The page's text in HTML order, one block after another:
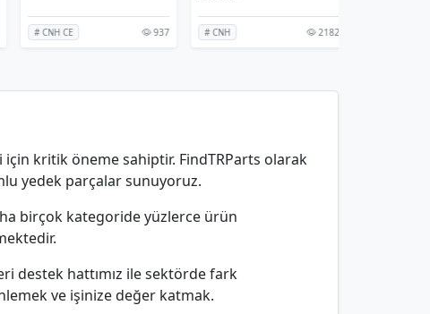
# CNH CE 1692 # CNH CE 937
kritik öneme sahiptir. FindTRParts olarak
yedek parçalar sunuyoruz.
birçok kategoride yüzlerce ürün
destek hattımız ile sektörde fark
ve işinize değer katmak.